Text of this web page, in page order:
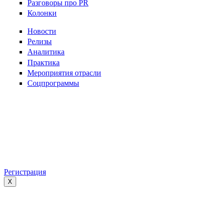
Разговоры про PR
Колонки
Новости
Релизы
Аналитика
Практика
Мероприятия отрасли
Соцпрограммы
Регистрация
X